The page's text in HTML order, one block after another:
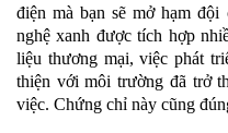
điện mà bạn sẽ mở hạm
nghệ xanh được tích hợp
liệu thương mại, việc phát
thiện với môi trường đã trở
việc. Chứng chỉ này cũng